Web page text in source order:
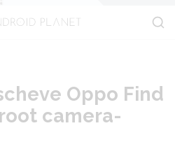
Oppo Find
camera-